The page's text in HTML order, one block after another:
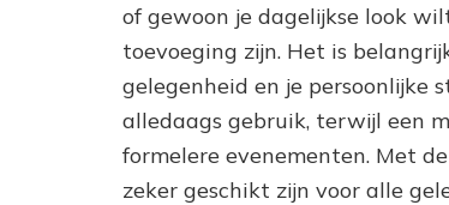
of gewoon je dagelijkse look
toevoeging zijn. Het is
gelegenheid en je persoonlijke
alledaags gebruik, terwijl een
formelere evenementen. Met
zeker geschikt zijn voor alle